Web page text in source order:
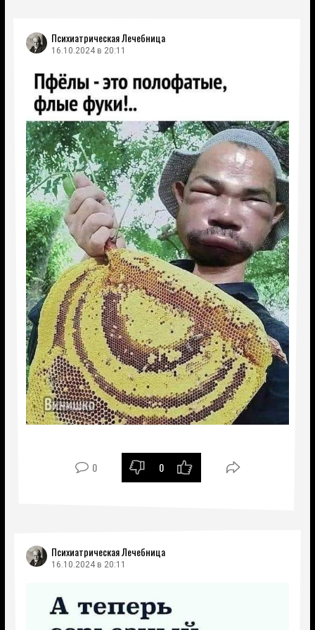
Психиатрическая Лечебница
16.10.2024 в 20:11
0 0
Психиатрическая Лечебница
16.10.2024 в 20:11